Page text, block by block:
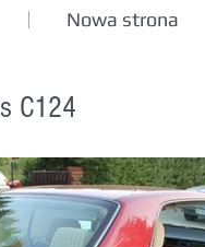
Nowa strona
C124